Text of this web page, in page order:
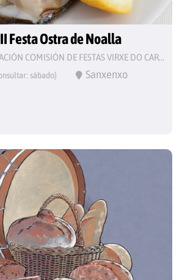
Festa Ostra de Noalla
ASOCIACIÓN COMISIÓN DE FESTAS VIRXE DO CARME
sábado) Sanxenxo